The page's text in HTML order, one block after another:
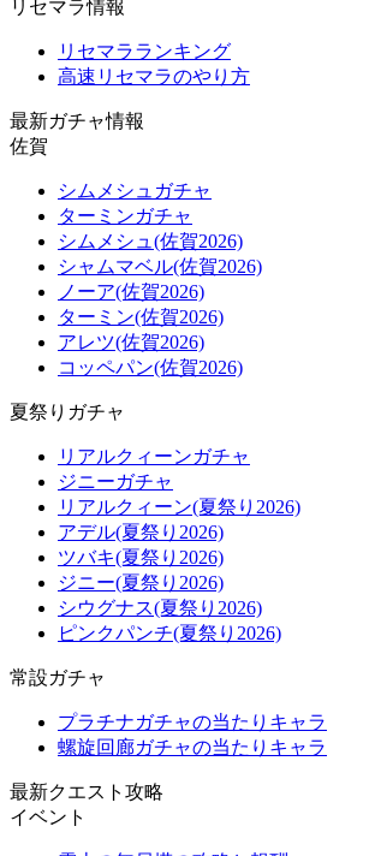
リセマラ情報
リセマラランキング
高速リセマラのやり方
最新ガチャ情報
佐賀
シムメシュガチャ
ターミンガチャ
シムメシュ(佐賀2026)
シャムマベル(佐賀2026)
ノーア(佐賀2026)
ターミン(佐賀2026)
アレツ(佐賀2026)
コッペパン(佐賀2026)
夏祭りガチャ
リアルクィーンガチャ
ジニーガチャ
リアルクィーン(夏祭り2026)
アデル(夏祭り2026)
ツバキ(夏祭り2026)
ジニー(夏祭り2026)
シウグナス(夏祭り2026)
ピンクパンチ(夏祭り2026)
常設ガチャ
プラチナガチャの当たりキャラ
螺旋回廊ガチャの当たりキャラ
最新クエスト攻略
イベント